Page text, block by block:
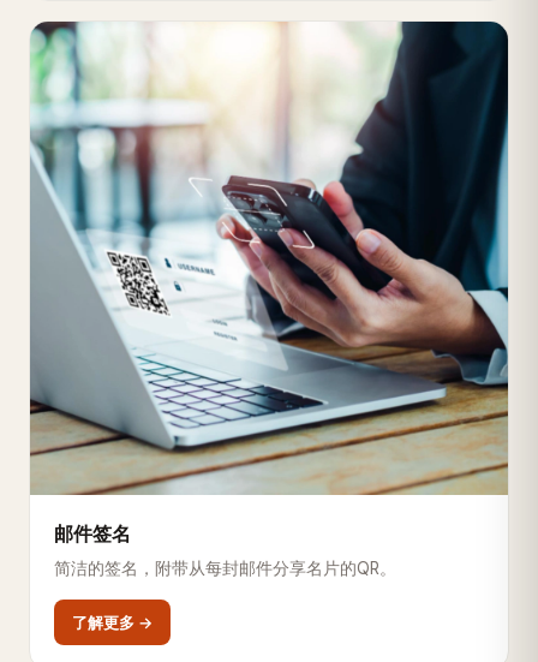
邮件签名
简洁的签名，附带从每封邮件分享名片的QR。
了解更多 →